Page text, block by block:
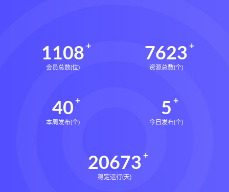
1108
会员总数(位)
7623
资源总数(个)
40
本周发布(个)
5
今日发布(个)
20673
稳定运行(天)